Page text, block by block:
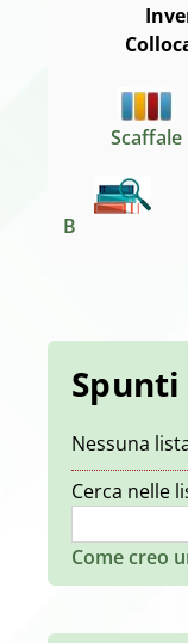
Scaffale
B
Nessuna
Cerca nelle
Come creo